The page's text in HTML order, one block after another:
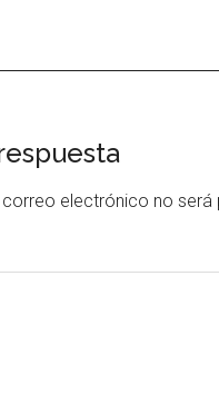
electrónico no será